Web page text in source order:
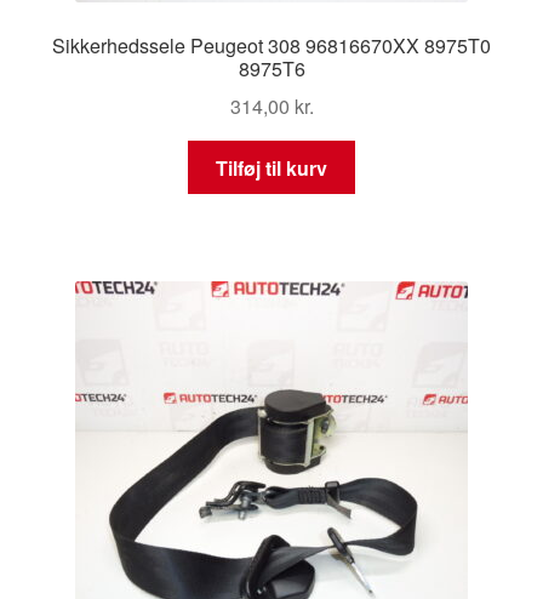
Sikkerhedssele Peugeot 308 96816670XX 8975T0
8975T6
314,00 kr.
Tilføj til kurv